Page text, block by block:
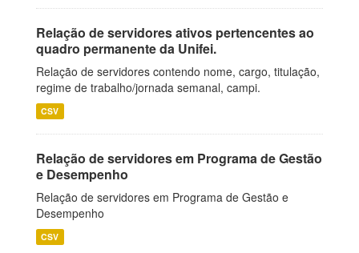
Relação de servidores ativos pertencentes ao
quadro permanente da Unifei.
Relação de servidores contendo nome, cargo, titulação,
regime de trabalho/jornada semanal, campi.
CSV
Relação de servidores em Programa de Gestão
e Desempenho
Relação de servidores em Programa de Gestão e
Desempenho
CSV